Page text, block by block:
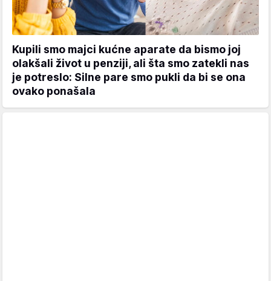
Kupili smo majci kućne aparate da bismo joj
olakšali život u penziji, ali šta smo zatekli nas
je potreslo: Silne pare smo pukli da bi se ona
ovako ponašala